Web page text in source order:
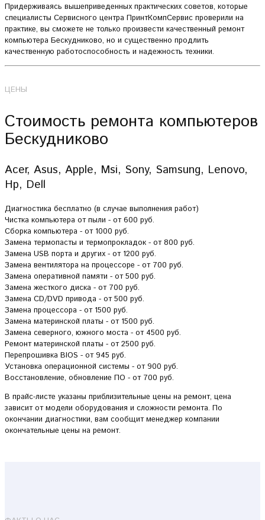
Придерживаясь вышеприведенных практических советов, которые
специалисты Сервисного центра ПринтКомпСервис проверили на
практике, вы сможете не только произвести качественный ремонт
компьютера Бескудниково, но и существенно продлить
качественную работоспособность и надежность техники.
ЦЕНЫ
Стоимость ремонта компьютеров
Бескудниково
Acer, Asus, Apple, Msi, Sony, Samsung, Lenovo,
Hp, Dell
Диагностика бесплатно (в случае выполнения работ)
Чистка компьютера от пыли - от 600 руб.
Сборка компьютера - от 1000 руб.
Замена термопасты и термопрокладок - от 800 руб.
Замена USB порта и других - от 1200 руб.
Замена вентилятора на процессоре - от 700 руб.
Замена оперативной памяти - от 500 руб.
Замена жесткого диска - от 700 руб.
Замена CD/DVD привода - от 500 руб.
Замена процессора - от 1500 руб.
Замена материнской платы - от 1500 руб.
Замена северного, южного моста - от 4500 руб.
Ремонт материнской платы - от 2500 руб.
Перепрошивка BIOS - от 945 руб.
Установка операционной системы - от 900 руб.
Восстановление, обновление ПО - от 700 руб.
В прайс-листе указаны приблизительные цены на ремонт, цена
зависит от модели оборудования и сложности ремонта. По
окончании диагностики, вам сообщит менеджер компании
окончательные цены на ремонт.